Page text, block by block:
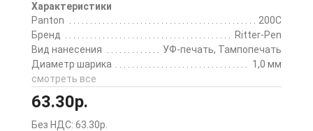
Характеристики
Panton
200C
Бренд
Ritter-Pen
Вид нанесения
УФ-печать, Тампопечать
Диаметр шарика
1,0 мм
смотреть все
63.30р.
Без НДС: 63.30р.